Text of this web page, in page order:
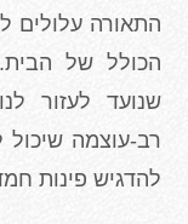
התאורה עלולים
הכולל של
שנועד לעזור
רב-עוצמה שיכול
להדגיש פינות